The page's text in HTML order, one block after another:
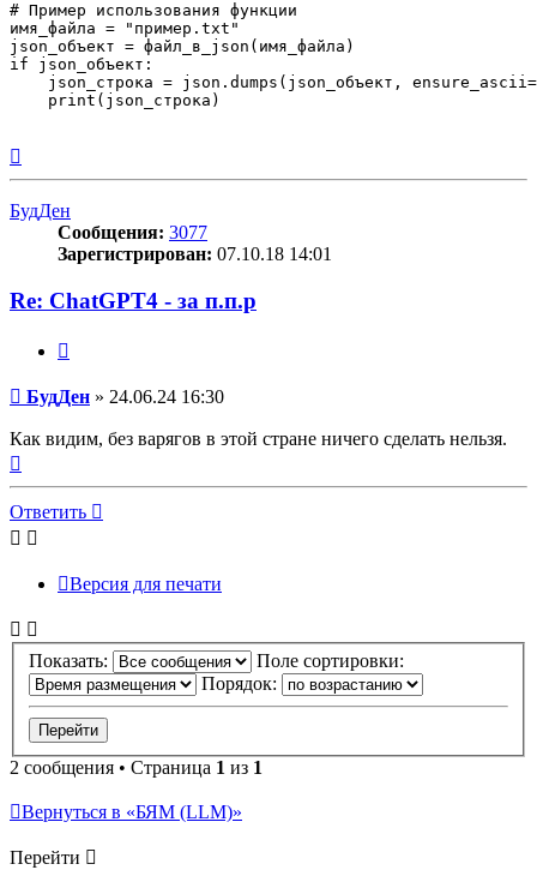
# Пример использования функции
имя_файла = "пример.txt"
json_объект = файл_в_json(имя_файла)
if json_объект:
json_строка = json.dumps(json_объект,
    print(json_строка)
к
БудДен
Сообщения: 3077
Зарегистрирован: 07.10.18 14:01
Re: ChatGPT4 - за п.п.р
Сообщение
БудДен » 24.06.24 16:30
Как видим, без варягов в этой стране ничего сделать нельзя.
началу
Ответить
Версия для печати
Показать:
Поле сортировки:
Порядок:
2 сообщения • Страница 1 из 1
Вернуться в «БЯМ (LLM)»
Перейти